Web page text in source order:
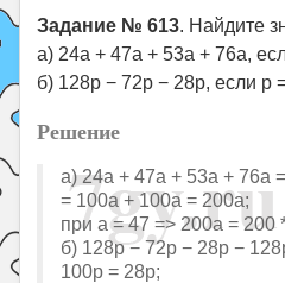
Задание № 613. Найдите
а) 24а + 47а + 53а + 76а,
б) 128р − 72р − 28р, если р
Решение
а) 24а + 47а + 53а + 76а
= 100а + 100а = 200а;
при а = 47 => 200а = 200
б) 128р − 72р − 28р −
100р = 28р;